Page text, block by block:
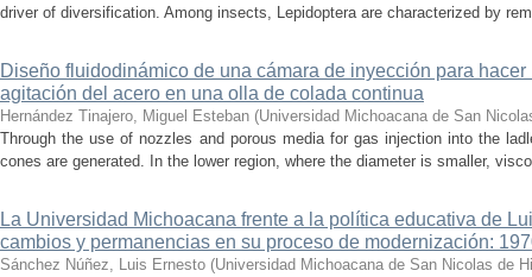
driver of diversification. Among insects, Lepidoptera are characterized by
Diseño fluidodinámico de una cámara de inyección para
agitación del acero en una olla de colada continua
Hernández Tinajero, Miguel Esteban (Universidad Michoacana de San
Through the use of nozzles and porous media for gas injection into the
cones are generated. In the lower region, where the diameter is smaller,
La Universidad Michoacana frente a la política educativa de
cambios y permanencias en su proceso de modernización:
Sánchez Núñez, Luis Ernesto (Universidad Michoacana de San Nicolas de